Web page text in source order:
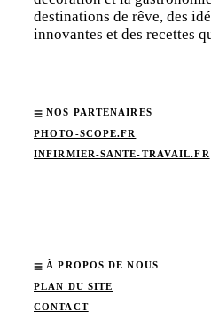
destinations de rêve, des
innovantes et des recettes
NOS PARTENAIRES
PHOTO-SCOPE.FR
INFIRMIER-SANTE-TRAVAIL.FR
À PROPOS DE NOUS
PLAN DU SITE
CONTACT